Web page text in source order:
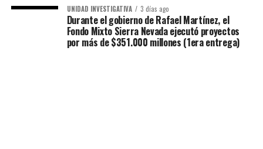
UNIDAD INVESTIGATIVA 3 días ago
Durante el gobierno de Rafael Martínez, el
Fondo Mixto Sierra Nevada ejecutó proyectos
por más de $351.000 millones (1era entrega)